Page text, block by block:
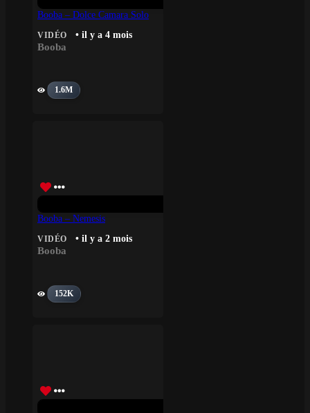
Booba – Dolce Camara Solo
VIDÉO • il y a 4 mois
Booba
1.6M
Booba – Nemesis
VIDÉO • il y a 2 mois
Booba
152K